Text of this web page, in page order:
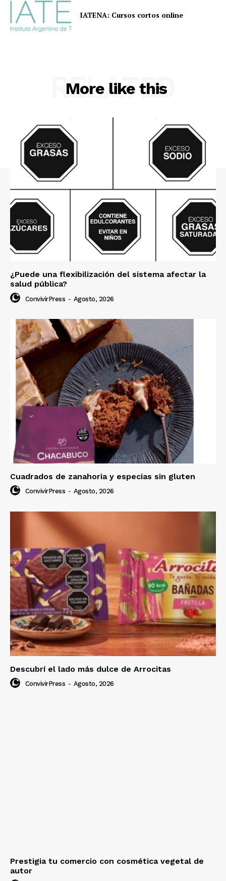
IATENA: Cursos cortos online
More like this
RELATED
¿Puede una flexibilización del sistema afectar la
salud pública?
ConvivirPress - Agosto, 2026
Cuadrados de zanahoria y especias sin gluten
ConvivirPress - Agosto, 2026
Descubrí el lado más dulce de Arrocitas
ConvivirPress - Agosto, 2026
Prestigia tu comercio con cosmética vegetal de
autor